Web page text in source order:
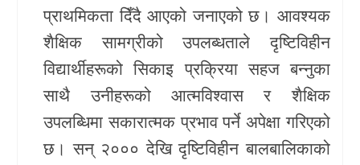
प्राथमिकता दिँदै आएको जनाएको छ। आवश्यक
शैक्षिक सामग्रीको उपलब्धताले दृष्टिविहीन
विद्यार्थीहरूको सिकाइ प्रक्रिया सहज बन्नुका
साथै उनीहरूको आत्मविश्वास र शैक्षिक
उपलब्धिमा सकारात्मक प्रभाव पर्ने अपेक्षा गरिएको
छ। सन् २००० देखि दृष्टिविहीन बालबालिकाको